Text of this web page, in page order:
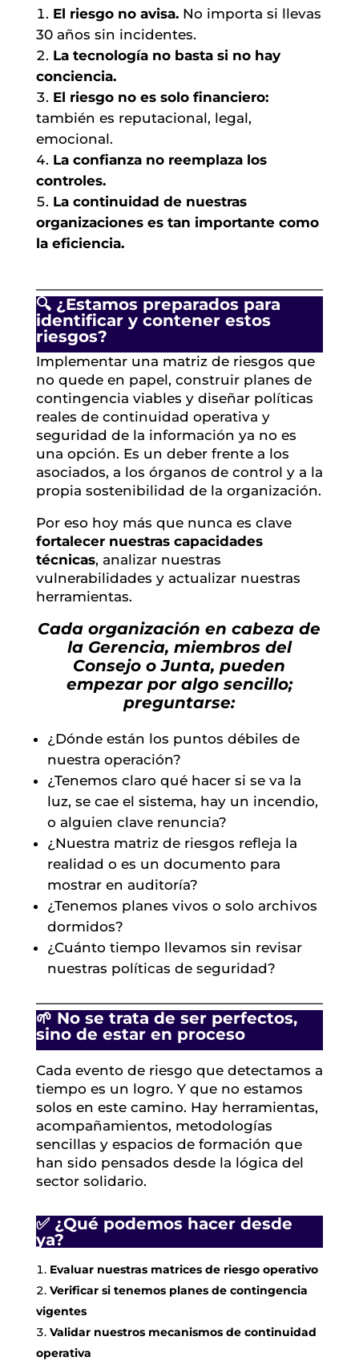
El riesgo no avisa.No importa si llevas
30 años sin incidentes.
La tecnología no basta si no hay
conciencia.
El riesgo no es solo financiero:
también es reputacional, legal,
emocional.
La confianza no reemplaza los
controles.
La continuidad de nuestras
organizaciones es tan importante como
la eficiencia.
🔍 ¿Estamos preparados para
identificar y contener estos
riesgos?
Implementar una matriz de riesgos que
no quede en papel, construir planes de
contingencia viables y diseñar políticas
reales de continuidad operativa y
seguridad de la información ya no es
una opción. Es un deber frente a los
asociados, a los órganos de control y a la
propia sostenibilidad de la organización.
Por eso hoy más que nunca es clave
fortalecer nuestras capacidades
técnicas, analizar nuestras
vulnerabilidades y actualizar nuestras
herramientas.
Cada organización en cabeza de
la Gerencia, miembros del
Consejo o Junta, pueden
empezar por algo sencillo;
preguntarse:
¿Dónde están los puntos débiles de
nuestra operación?
¿Tenemos claro qué hacer si se va la
luz, se cae el sistema, hay un incendio,
o alguien clave renuncia?
¿Nuestra matriz de riesgos refleja la
realidad o es un documento para
mostrar en auditoría?
¿Tenemos planes vivos o solo archivos
dormidos?
¿Cuánto tiempo llevamos sin revisar
nuestras políticas de seguridad?
🌱 No se trata de ser perfectos,
sino de estar en proceso
Cada evento de riesgo que detectamos a
tiempo es un logro. Y que no estamos
solos en este camino. Hay herramientas,
acompañamientos, metodologías
sencillas y espacios de formación que
han sido pensados desde la lógica del
sector solidario.
✅ ¿Qué podemos hacer desde
ya?
Evaluar nuestras matrices de riesgo operativo
Verificar si tenemos planes de contingencia
vigentes
Validar nuestros mecanismos de continuidad
operativa